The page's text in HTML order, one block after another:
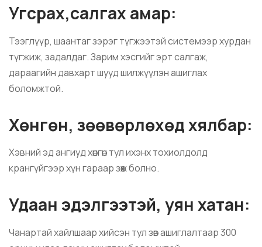
Угсрах,салгах амар:
Тээглүүр, шаантаг зэрэг түгжээтэй системээр хурдан
түгжиж, задалдаг. Зарим хэсгийг эрт салгаж,
дараагийн давхарт шууд шилжүүлэн ашиглах
боломжтой.
Хөнгөн, зөөвөрлөхөд хялбар:
Хэвний эд ангиуд хөнгөн тул ихэнх тохиолдолд
крангүйгээр хүн гараар зөөж болно.
Удаан эдэлгээтэй, уян хатан:
Чанартай хайлшаар хийсэн тул зөв ашиглалтаар 300